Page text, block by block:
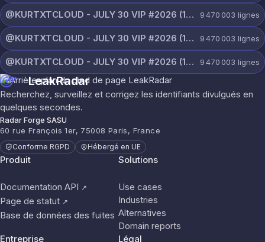
@KURTXTCLOUD - JULY 30 VIP #2026 (112).txt 9 470 003 lignes
@KURTXTCLOUD - JULY 30 VIP #2026 (111).txt 9 470 003 lignes
@KURTXTCLOUD - JULY 30 VIP #2026 (110).txt 9 470 003 lignes
LeakRadar
Recherchez, surveillez et corrigez les identifiants divulgués en
quelques secondes.
Radar Forge SASU
60 rue François 1er, 75008 Paris, France
Conforme RGPD Hébergé en UE
Produit
Documentation API ↗
Page de statut ↗
Base de données des fuites
Solutions
Use cases
Industries
Alternatives
Domain reports
Entreprise
Légal